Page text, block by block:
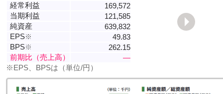
経常利益
169,572
当期利益
121,585
純資産
639,832
EPS※
49.83
BPS※
262.15
前期比（売上高）
―
※EPS、BPSは（単位/円）